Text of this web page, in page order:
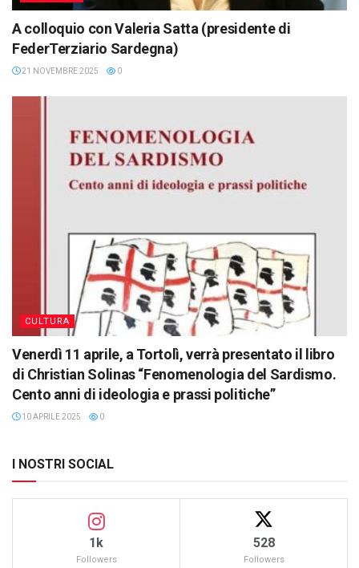
A colloquio con Valeria Satta (presidente di
FederTerziario Sardegna)
21 NOVEMBRE 2025 0
CULTURA
Venerdì 11 aprile, a Tortolì, verrà presentato il libro
di Christian Solinas “Fenomenologia del Sardismo.
Cento anni di ideologia e prassi politiche”
10 APRILE 2025 0
I NOSTRI SOCIAL
1k
Followers
528
Followers